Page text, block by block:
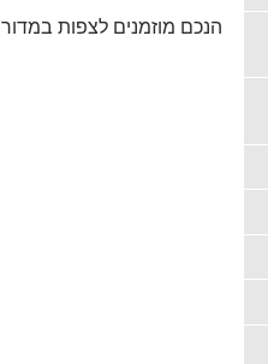
הנכם מוזמנים לצפות במדור